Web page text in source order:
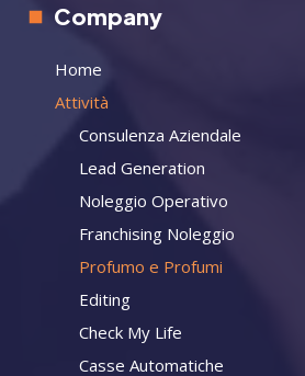
Company
Home
Attività
Consulenza Aziendale
Lead Generation
Noleggio Operativo
Franchising Noleggio
Profumo e Profumi
Editing
Check My Life
Casse Automatiche